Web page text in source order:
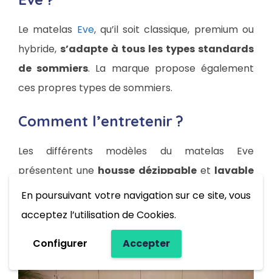
En poursuivant votre navigation sur ce site, vous
acceptez l’utilisation de Cookies.
Configurer Accepter
Le matelas Eve, qu’il soit classique, premium ou
hybride, s’adapte à tous les types standards
de sommiers. La marque propose également
ces propres types de sommiers.
Comment l’entretenir ?
Les différents modèles du matelas Eve
présentent une housse dézippableet lavable
à 40° C en machine. Cependant, évitez de le
mettre au sèche-linge. Pensez également à
nettoyer régulièrement à l’aspirateur